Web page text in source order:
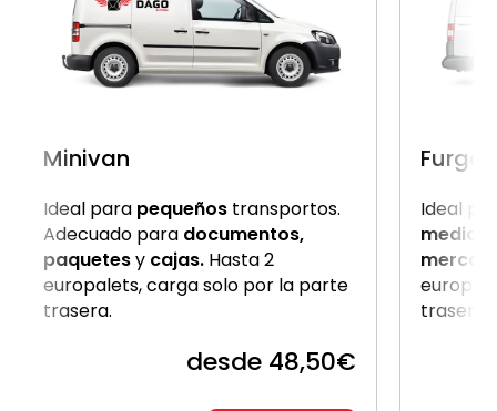
Minivan
Ideal para pequeños transportos.
Adecuado para documentos,
paquetesy cajas. Hasta 2
europalets, carga solo por la parte
trasera.
desde 48,50€
Ideal
medio
trasera